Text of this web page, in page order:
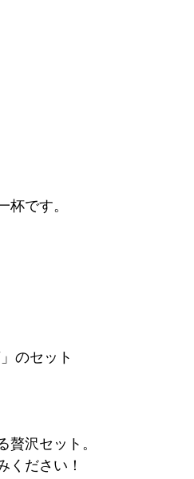
です。
のセット
沢セット。
ください！